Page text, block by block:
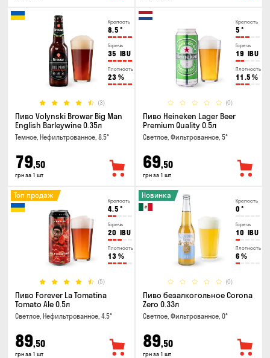
Крепость
8.5 °
Горечь
35 IBU
Плотность
23 %
(3)
Пиво Volynski Browar Big Man
English Barleywine 0.35л
Темное, Нефильтрованное, 8.5°
79,50
грн за 1 шт
Крепость
5 °
Горечь
19 IBU
Плотность
11.5 %
(0)
Пиво Heineken Lager Beer
Premium Quality 0.5л
Светлое, Фильтрованное, 5°
69,50
грн за 1 шт
Крепость
4.5 °
Горечь
20 IBU
Плотность
13 %
(5)
Топ продаж
Пиво Forever La Tomatina
Tomato Ale 0.5л
Светлое, Нефильтрованное, 4.5°
89,50
грн за 1 шт
Крепость
0 °
Горечь
10 IBU
Плотность
6 %
(0)
Новинка
Пиво безалкогольное Corona
Zero 0.33л
Светлое, Фильтрованное, 0°
89,50
грн за 1 шт